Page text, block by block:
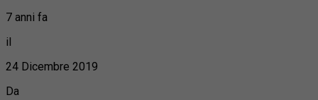
7 anni fa
il
24 Dicembre 2019
Da